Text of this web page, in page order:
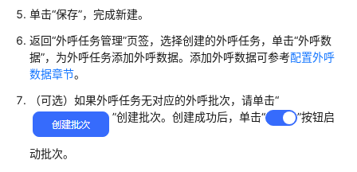
管
理
多
媒
体
营
单击“保存”，完成新建。
返回“外呼任务管理”页签，选择创建的外呼任务，单击“外呼数
据”，为外呼任务添加外呼数据。添加外呼数据可参考配置外呼
数据章节。
（可选）如果外呼任务无对应的外呼批次，请单击“
”创建批次。创建成功后，单击“ ”按钮启
动批次。